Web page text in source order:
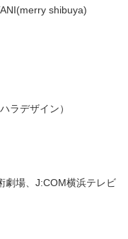
shibuya)
ラデザイン）
場、J:COM横浜テレビ